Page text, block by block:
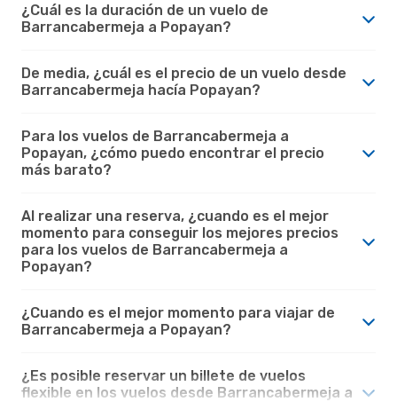
¿Cuál es la duración de un vuelo de
Barrancabermeja a Popayan?
De media, ¿cuál es el precio de un vuelo desde
Barrancabermeja hacía Popayan?
Para los vuelos de Barrancabermeja a
Popayan, ¿cómo puedo encontrar el precio
más barato?
Al realizar una reserva, ¿cuando es el mejor
momento para conseguir los mejores precios
para los vuelos de Barrancabermeja a
Popayan?
¿Cuando es el mejor momento para viajar de
Barrancabermeja a Popayan?
¿Es posible reservar un billete de vuelos
flexible en los vuelos desde Barrancabermeja a